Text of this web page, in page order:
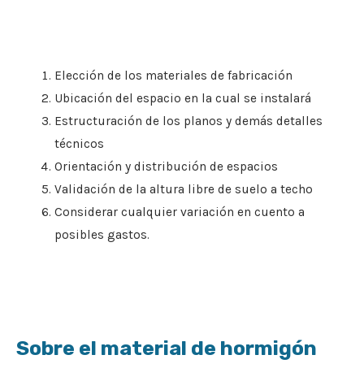
Elección de los materiales de fabricación
Ubicación del espacio en la cual se instalará
Estructuración de los planos y demás detalles
técnicos
Orientación y distribución de espacios
Validación de la altura libre de suelo a techo
Considerar cualquier variación en cuento a
posibles gastos.
Sobre el material de hormigón